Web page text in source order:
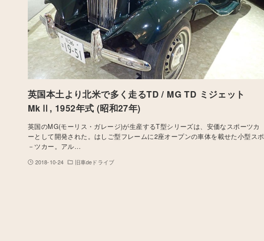
英国本土より北米で多く走るTD / MG TD ミジェット
MkⅡ, 1952年式 (昭和27年)
英国のMG(モーリス・ガレージ)が生産するT型シリーズは、安価なスポーツカ
ーとして開発された。はしご型フレームに2座オープンの車体を載せた小型スポ
－ツカー。アル…
2018-10-24 旧車deドライブ